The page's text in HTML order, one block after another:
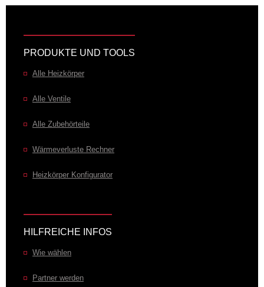
PRODUKTE UND TOOLS
Alle Heizkörper
Alle Ventile
Alle Zubehörteile
Wärmeverluste Rechner
Heizkörper Konfigurator
HILFREICHE INFOS
Wie wählen
Partner werden